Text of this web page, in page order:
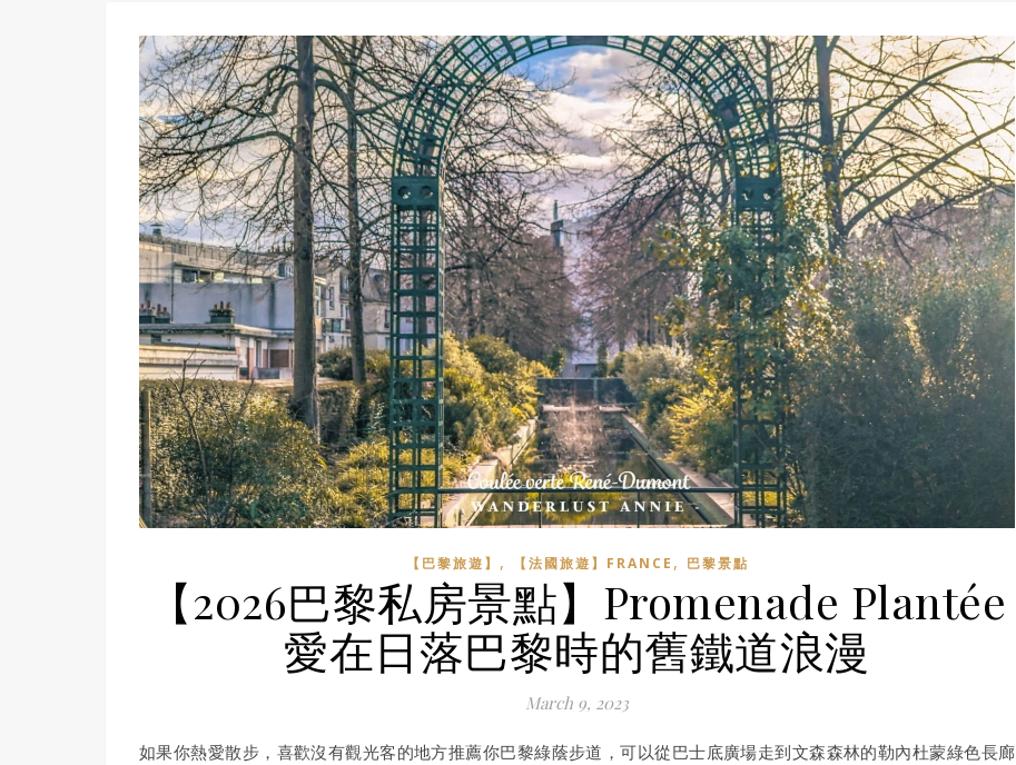
【巴黎旅遊】 , 【法國旅遊】FRANCE , 巴黎景點
【2026巴黎私房景點】Promenade Plantée
愛在日落巴黎時的舊鐵道浪漫
March 9, 2023
如果你熱愛散步，喜歡沒有觀光客的地方推薦你巴黎綠蔭步道，可以從巴士底廣場走到文森森林的勒內杜蒙綠色長廊